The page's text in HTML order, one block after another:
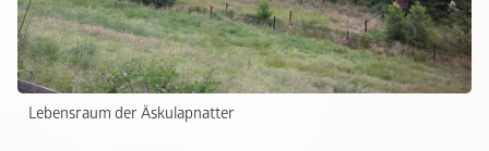
Lebensraum der Äskulapnatter